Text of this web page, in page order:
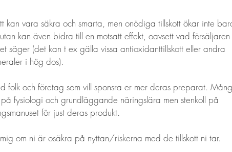
kan vara säkra och smarta, men onödiga tillskott ökar inte
kan även bidra till en motsatt effekt, oavsett vad
säger (det kan t ex gälla vissa antioxidanttillskott eller andra
i hög dos).
folk och företag som vill sponsra er mer deras preparat.
fysiologi och grundläggande näringslära men stenkoll på
för just deras produkt.
om ni är osäkra på nyttan/riskerna med de tillskott ni tar.